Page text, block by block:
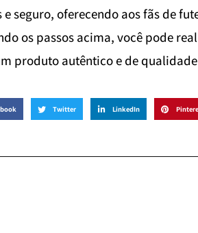
seguro, oferecendo aos fãs de
os passos acima, você pode
produto autêntico e de
Twitter LinkedIn